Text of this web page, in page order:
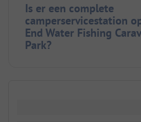
Is er een complete
camperservicestation
End Water Fishing
Park?